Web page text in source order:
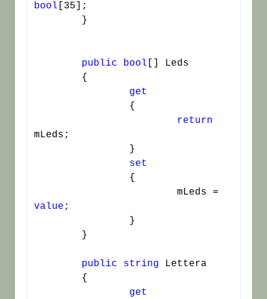
bool [35];
public bool [] Leds
get
return
mLeds;
set
value ;
public string Lettera
get